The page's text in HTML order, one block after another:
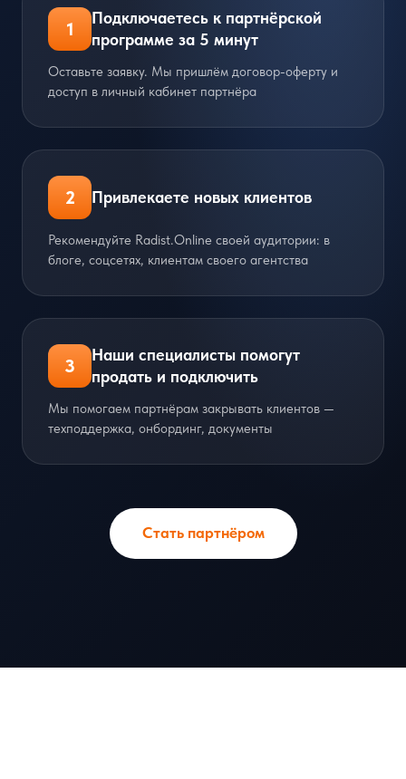
1
Подключаетесь к партнёрской
программе за 5 минут
Оставьте заявку. Мы пришлём договор-оферту и
доступ в личный кабинет партнёра
2 Привлекаете новых клиентов
Рекомендуйте Radist.Online своей аудитории: в
блоге, соцсетях, клиентам своего агентства
3
Наши специалисты помогут
продать и подключить
Мы помогаем партнёрам закрывать клиентов —
техподдержка, онбординг, документы
Стать партнёром